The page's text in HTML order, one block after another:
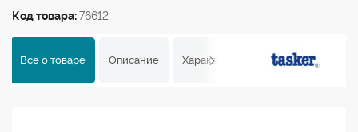
Код товара:76612
Все о товаре Описание Характеристики Отзывы